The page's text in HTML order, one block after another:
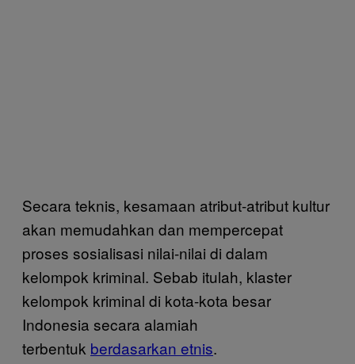
Secara teknis, kesamaan atribut-atribut kultur
akan memudahkan dan mempercepat
proses sosialisasi nilai-nilai di dalam
kelompok kriminal. Sebab itulah, klaster
kelompok kriminal di kota-kota besar
Indonesia secara alamiah
terbentuk berdasarkan etnis.